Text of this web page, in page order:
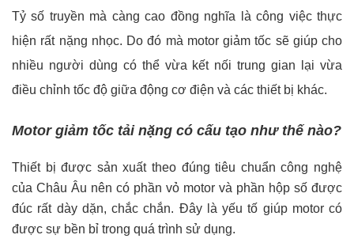
Tỷ số truyền mà càng cao đồng nghĩa là công việc thực
hiện rất nặng nhọc. Do đó mà motor giảm tốc sẽ giúp cho
nhiều người dùng có thể vừa kết nối trung gian lại vừa
điều chỉnh tốc độ giữa động cơ điện và các thiết bị khác.
Motor giảm tốc tải nặng có cấu tạo như thế nào?
Thiết bị được sản xuất theo đúng tiêu chuẩn công nghệ
của Châu Âu nên có phần vỏ motor và phần hộp số được
đúc rất dày dặn, chắc chắn. Đây là yếu tố giúp motor có
được sự bền bỉ trong quá trình sử dụng.